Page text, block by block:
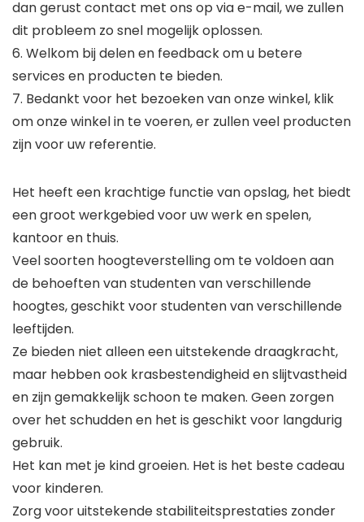
dan gerust contact met ons op via e-mail, we zullen
dit probleem zo snel mogelijk oplossen.
6. Welkom bij delen en feedback om u betere
services en producten te bieden.
7. Bedankt voor het bezoeken van onze winkel, klik
om onze winkel in te voeren, er zullen veel producten
zijn voor uw referentie.
Het heeft een krachtige functie van opslag, het biedt
een groot werkgebied voor uw werk en spelen,
kantoor en thuis.
Veel soorten hoogteverstelling om te voldoen aan
de behoeften van studenten van verschillende
hoogtes, geschikt voor studenten van verschillende
leeftijden.
Ze bieden niet alleen een uitstekende draagkracht,
maar hebben ook krasbestendigheid en slijtvastheid
en zijn gemakkelijk schoon te maken. Geen zorgen
over het schudden en het is geschikt voor langdurig
gebruik.
Het kan met je kind groeien. Het is het beste cadeau
voor kinderen.
Zorg voor uitstekende stabiliteitsprestaties zonder